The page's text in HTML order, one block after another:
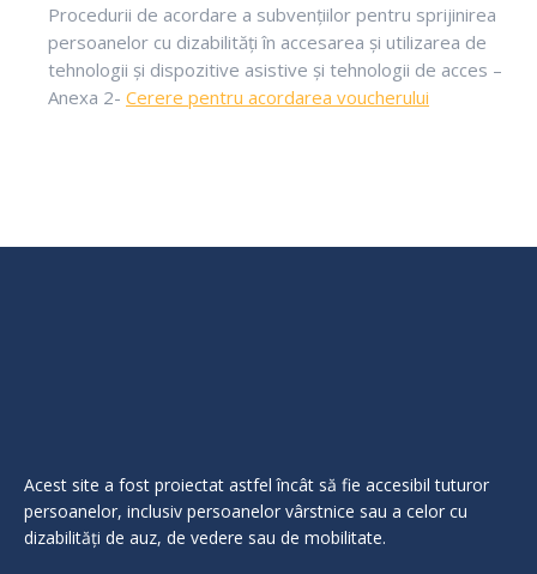
Procedurii de acordare a subvențiilor pentru sprijinirea
persoanelor cu dizabilități în accesarea și utilizarea de
tehnologii și dispozitive asistive și tehnologii de acces –
Anexa 2- Cerere pentru acordarea voucherului
Acest site a fost proiectat astfel încât să fie accesibil tuturor
persoanelor, inclusiv persoanelor vârstnice sau a celor cu
dizabilităţi de auz, de vedere sau de mobilitate.